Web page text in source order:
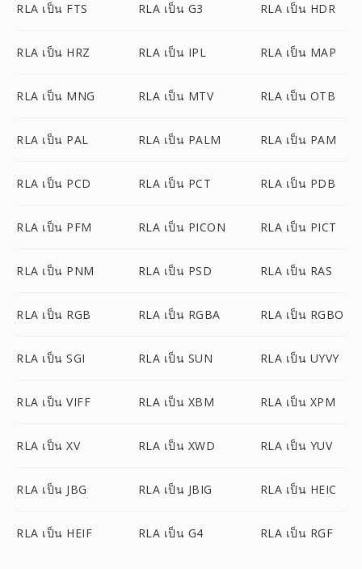
RLA เป็น FTS RLA เป็น G3 RLA เป็น HDR
RLA เป็น HRZ RLA เป็น IPL RLA เป็น MAP
RLA เป็น MNG RLA เป็น MTV RLA เป็น OTB
RLA เป็น PAL RLA เป็น PALM RLA เป็น PAM
RLA เป็น PCD RLA เป็น PCT RLA เป็น PDB
RLA เป็น PFM RLA เป็น PICON RLA เป็น PICT
RLA เป็น PNM RLA เป็น PSD RLA เป็น RAS
RLA เป็น RGB RLA เป็น RGBA RLA เป็น RGBO
RLA เป็น SGI RLA เป็น SUN RLA เป็น UYVY
RLA เป็น VIFF RLA เป็น XBM RLA เป็น XPM
RLA เป็น XV RLA เป็น XWD RLA เป็น YUV
RLA เป็น JBG RLA เป็น JBIG RLA เป็น HEIC
RLA เป็น HEIF RLA เป็น G4 RLA เป็น RGF